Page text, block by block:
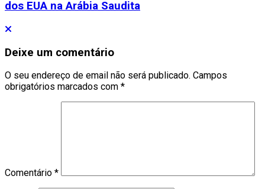
dos EUA na Arábia Saudita
Deixe um comentário
O seu endereço de email não será publicado. Campos
obrigatórios marcados com *
Comentário *